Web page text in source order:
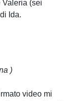
Valeria (sei
Ida.
)
video mi